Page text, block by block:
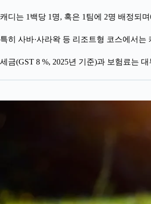
캐디는 1백당 1명, 혹은 1팀에 2명 배정되
특히 사바·사라왁 등 리조트형 코스에서
세금(GST 8 %, 2025년 기준)과 보험료는